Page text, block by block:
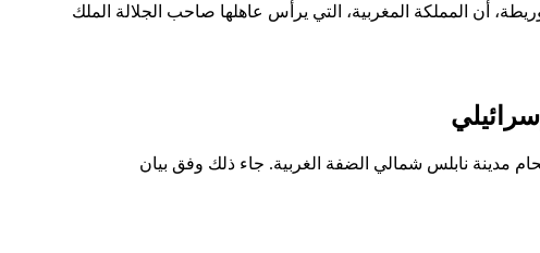
أن المملكة المغربية، التي يرأس عاهلها صاحب الجلالة الملك